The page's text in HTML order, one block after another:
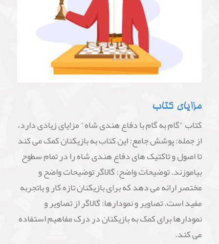
مزایای کتاب
کتاب "گام به گام با دفاع هندی شاه" مزایای زیادی دارد،
از جمله: پوشش جامع: این کتاب به بازیکنان کمک می کند
تا اصول و تاکتیک های دفاع هندی شاه را در تمام سطوح
بیاموزند. توضیحات واضح: گالاگر توضیحات واضح و
مختصر ارائه می دهد که برای بازیکنان تازه کار و باتجربه
مفید است. تصاویر و نمودارها: گالاگر از تصاویر و
نمودارها برای کمک به بازیکنان در درک مفاهیم استفاده
می کند.